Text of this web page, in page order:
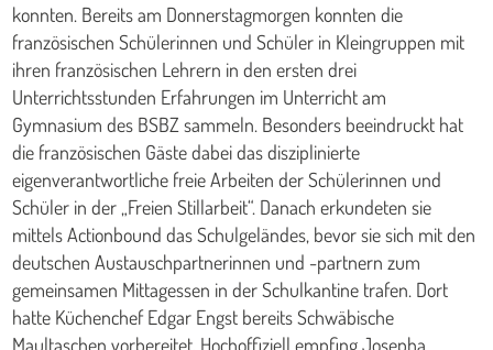
konnten. Bereits am Donnerstagmorgen konnten die
französischen Schülerinnen und Schüler in Kleingruppen mit
ihren französischen Lehrern in den ersten drei
Unterrichtsstunden Erfahrungen im Unterricht am
Gymnasium des BSBZ sammeln. Besonders beeindruckt hat
die französischen Gäste dabei das disziplinierte
eigenverantwortliche freie Arbeiten der Schülerinnen und
Schüler in der „Freien Stillarbeit“. Danach erkundeten sie
mittels Actionbound das Schulgeländes, bevor sie sich mit den
deutschen Austauschpartnerinnen und -partnern zum
gemeinsamen Mittagessen in der Schulkantine trafen. Dort
hatte Küchenchef Edgar Engst bereits Schwäbische
Maultaschen vorbereitet. Hochoffiziell empfing Josepha